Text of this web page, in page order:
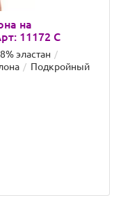
на
11172 C
эластан
Подкройный